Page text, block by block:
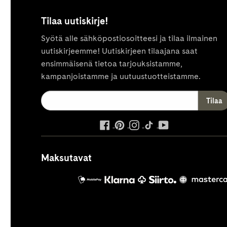
Tilaa uutiskirje!
Syötä alle sähköpostiosoitteesi ja tilaa ilmainen
uutiskirjeemme! Uutiskirjeen tilaajana saat
ensimmäisenä tietoa tarjouksistamme,
kampanjoistamme ja uutuustuotteistamme.
ulkoinen
palvelu,
ulkoinen
palvelu,
ulkoinen
palvelu,
ulkoinen
palvelu,
palvelu,
Maksutavat